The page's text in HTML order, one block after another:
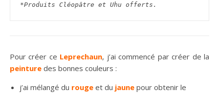
*Produits Cléopâtre et Uhu offerts.
Pour créer ce Leprechaun, j’ai commencé par créer de la
peinture des bonnes couleurs :
j’ai mélangé du rouge et du jaune pour obtenir le